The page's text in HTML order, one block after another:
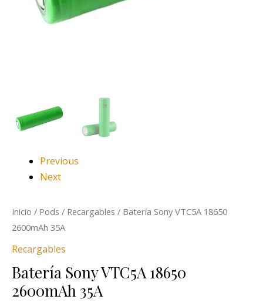
Previous
Next
Inicio / Pods / Recargables / Batería Sony VTC5A 18650
2600mAh 35A
Recargables
Batería Sony VTC5A 18650
2600mAh 35A